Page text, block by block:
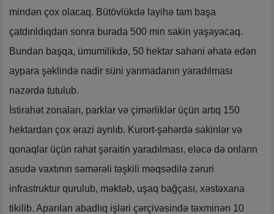
mindən çox olacaq. Bütövlükdə layihə tam başa
çatdırıldıqdan sonra burada 500 min sakin yaşayacaq.
Bundan başqa, ümumilikdə, 50 hektar sahəni əhatə edən
aypara şəklində nadir süni yarımadanın yaradılması
nəzərdə tutulub.
İstirahət zonaları, parklar və çimərliklər üçün artıq 150
hektardan çox ərazi ayrılıb. Kurort-şəhərdə sakinlər və
qonaqlar üçün rahat şəraitin yaradılması, eləcə də onların
asudə vaxtının səmərəli təşkili məqsədilə zəruri
infrastruktur qurulub, məktəb, uşaq bağçası, xəstəxana
tikilib. Aparılan abadlıq işləri çərçivəsində təxminən 10